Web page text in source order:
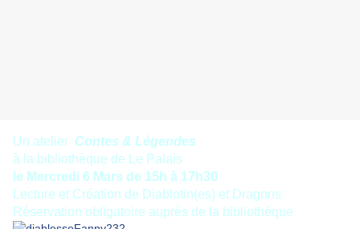
Un atelier Contes & Légendes
à la bibliothèque de Le Palais
le Mercredi 6 Mars de 15h à 17h30
Lecture et Création de Diablotin(es) et Dragons
Réservation obligatoire auprès de la bibliothèque